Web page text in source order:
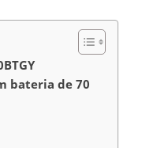
bateria de 70